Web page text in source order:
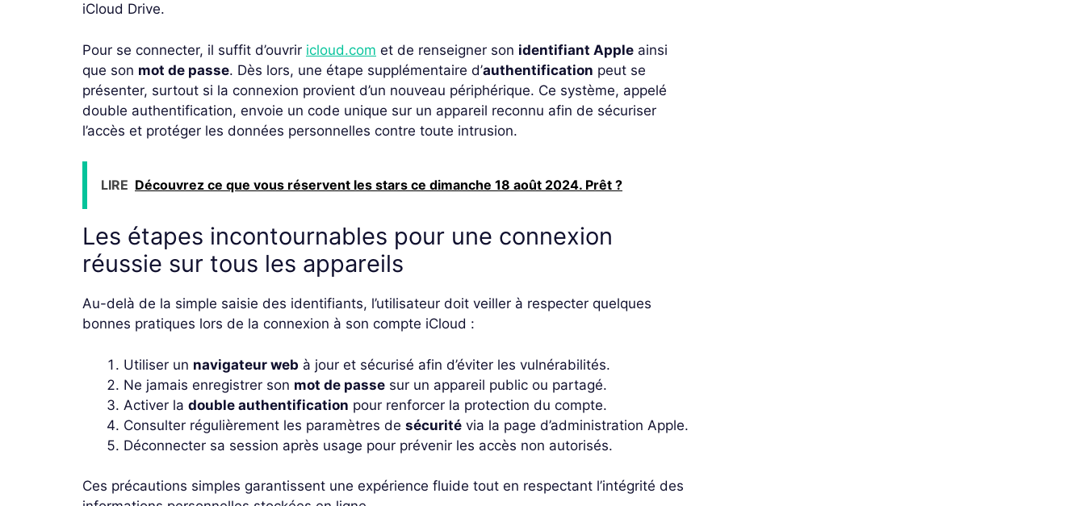
iCloud Drive.
Pour se connecter, il suffit d’ouvrir icloud.com et de renseigner son identifiant Apple ainsi
que son mot de passe. Dès lors, une étape supplémentaire d’authentification peut se
présenter, surtout si la connexion provient d’un nouveau périphérique. Ce système, appelé
double authentification, envoie un code unique sur un appareil reconnu afin de sécuriser
l’accès et protéger les données personnelles contre toute intrusion.
LIRE Découvrez ce que vous réservent les stars ce dimanche 18 août 2024. Prêt ?
Les étapes incontournables pour une connexion
réussie sur tous les appareils
Au-delà de la simple saisie des identifiants, l’utilisateur doit veiller à respecter quelques
bonnes pratiques lors de la connexion à son compte iCloud :
Utiliser un navigateur web à jour et sécurisé afin d’éviter les vulnérabilités.
Ne jamais enregistrer son mot de passe sur un appareil public ou partagé.
Activer la double authentification pour renforcer la protection du compte.
Consulter régulièrement les paramètres de sécurité via la page d’administration Apple.
Déconnecter sa session après usage pour prévenir les accès non autorisés.
Ces précautions simples garantissent une expérience fluide tout en respectant l’intégrité des